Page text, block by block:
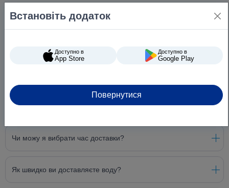
Чи можу я вибрати час доставки?
Як швидко ви доставляєте воду?
Встановіть додаток
Доступно в
App Store
Доступно в
Google Play
Повернутися